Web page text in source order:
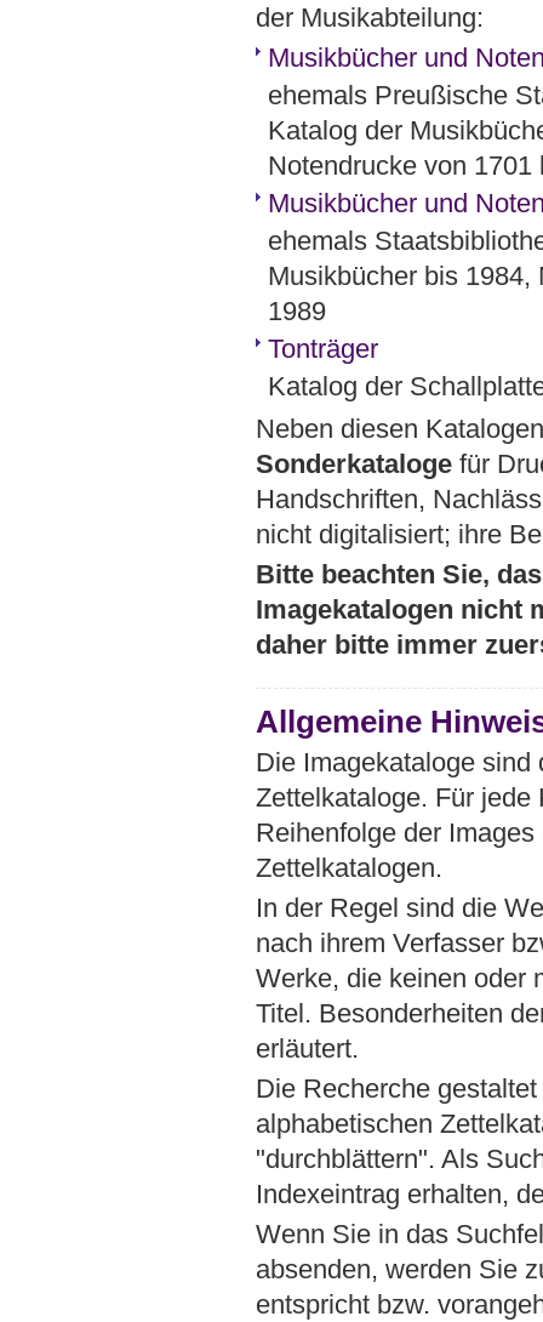
der Musikabteilung:
Musikbücher und
ehemals Preußische
Katalog der
Notendrucke von 1701
Musikbücher und
ehemals
Musikbücher bis
1989
Tonträger
Katalog der
Neben diesen
Sonderkatalogefür
Handschriften,
nicht digitalisiert; ihre
Bitte beachten Sie,
Imagekatalogen nicht
daher bitte immer
Allgemeine
Die Imagekataloge sind
Zettelkataloge. Für
Reihenfolge der
Zettelkatalogen.
In der Regel sind die
nach ihrem Verfasser
Werke, die keinen oder
Titel. Besonderheiten
erläutert.
Die Recherche
alphabetischen
"durchblättern". Als
Indexeintrag erhalten,
Wenn Sie in das
absenden, werden Sie
entspricht bzw.